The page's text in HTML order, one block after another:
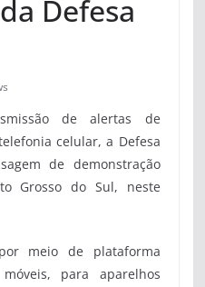
Defesa
de alertas de
celular, a Defesa
de demonstração
Grosso do Sul, neste
meio de plataforma
para aparelhos